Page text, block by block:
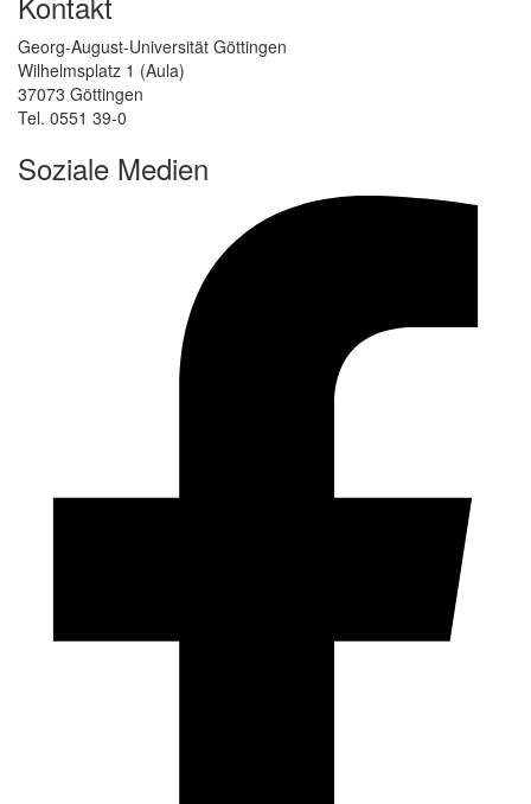
Georg-August-Universität Göttingen
Wilhelmsplatz 1 (Aula)
37073 Göttingen
Tel. 0551 39-0
Soziale Medien